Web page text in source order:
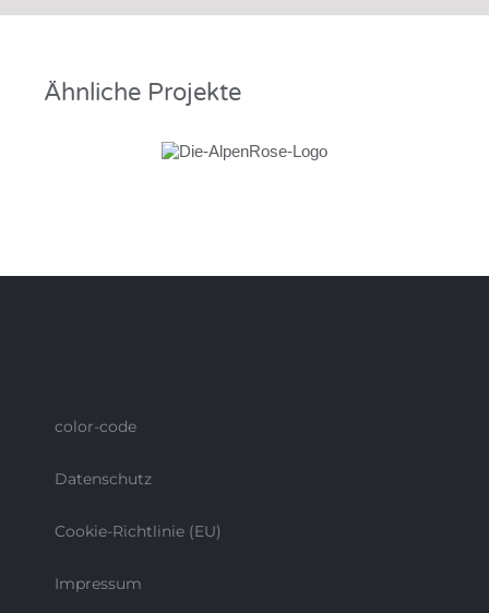
Ähnliche Projekte
color-code
Datenschutz
Cookie-Richtlinie (EU)
Impressum